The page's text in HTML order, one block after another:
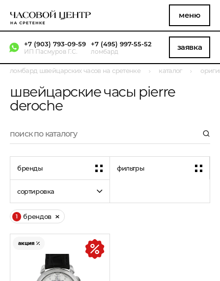
меню
+7 (903) 793-09-59
ИП Пасмуров Г.С.
+7 (495) 997-55-52
ломбард заявка
ломбард швейцарских часов на сретенке каталог
швейцарские часы pierre
deroche
бренды фильтры
сортировка
1 брендов
акция